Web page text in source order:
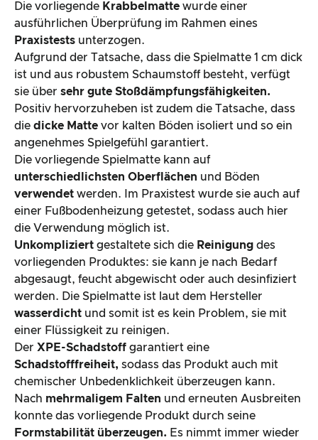
Die vorliegende Krabbelmatte wurde einer
ausführlichen Überprüfung im Rahmen eines
Praxistests unterzogen.
Aufgrund der Tatsache, dass die Spielmatte 1 cm dick
ist und aus robustem Schaumstoff besteht, verfügt
sie über sehr gute Stoßdämpfungsfähigkeiten.
Positiv hervorzuheben ist zudem die Tatsache, dass
die dicke Matte vor kalten Böden isoliert und so ein
angenehmes Spielgefühl garantiert.
Die vorliegende Spielmatte kann auf
unterschiedlichsten Oberflächen und Böden
verwendet werden. Im Praxistest wurde sie auch auf
einer Fußbodenheizung getestet, sodass auch hier
die Verwendung möglich ist.
Unkompliziert gestaltete sich die Reinigung des
vorliegenden Produktes: sie kann je nach Bedarf
abgesaugt, feucht abgewischt oder auch desinfiziert
werden. Die Spielmatte ist laut dem Hersteller
wasserdicht und somit ist es kein Problem, sie mit
einer Flüssigkeit zu reinigen.
Der XPE-Schadstoff garantiert eine
Schadstofffreiheit, sodass das Produkt auch mit
chemischer Unbedenklichkeit überzeugen kann.
Nach mehrmaligem Falten und erneuten Ausbreiten
konnte das vorliegende Produkt durch seine
Formstabilität überzeugen. Es nimmt immer wieder